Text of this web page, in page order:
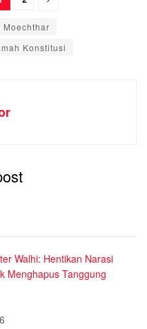
Moechthar
Konstitusi
Walhi: Hentikan Narasi
Menghapus Tanggung